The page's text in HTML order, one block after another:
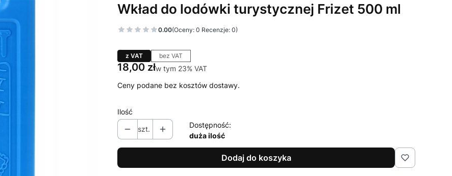
Wkład do lodówki turystycznej Frizet 500 ml
0.00(Oceny: 0 Recenzje: 0)
z VAT bez VAT
Cena
18,00 złw tym 23% VAT
w tym 23% VAT
Ceny podane bez kosztów dostawy.
Ilość
szt.
Dostępność:
duża ilość
Dodaj do koszyka